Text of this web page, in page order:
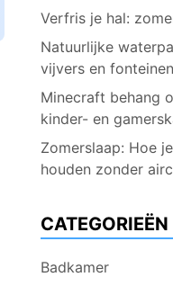
Verfris je hal:
Natuurlijke
vijvers en fonteinen
Minecraft behang
kinder- en
Zomerslaap: Hoe
houden zonder
CATEGORIEËN
Badkamer